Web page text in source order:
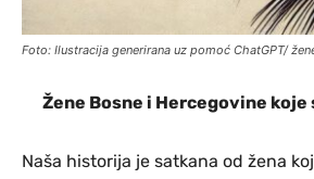
Foto: Ilustracija generirana uz pomoć ChatGPT/
Žene Bosne i Hercegovine
Naša historija je satkana od žena